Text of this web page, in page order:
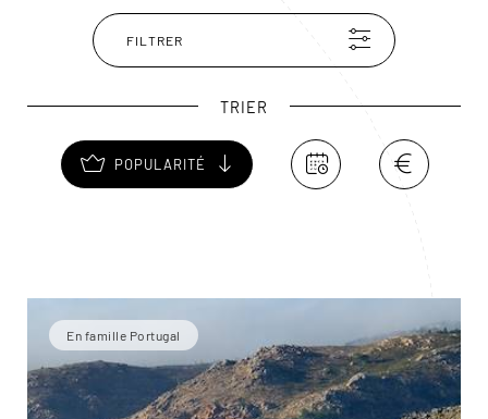
indo-portugais, d'azulejos, de livres précieux et d'objets
d'orfèvrerie, vous y verrez un étonnant orgue-armoire
daté de 1753. Faites-aussi un saut jusqu'à la Boca do
FILTRER
TRIER
POPULARITÉ
En famille Portugal